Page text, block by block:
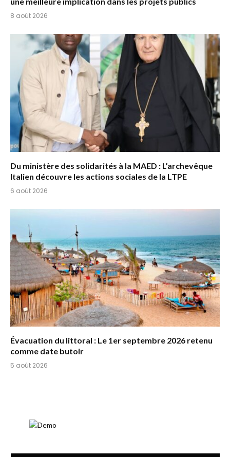
8 août 2026
Du ministère des solidarités à la MAED : L’archevêque
Italien découvre les actions sociales de la LTPE
6 août 2026
Évacuation du littoral : Le 1er septembre 2026 retenu
comme date butoir
5 août 2026